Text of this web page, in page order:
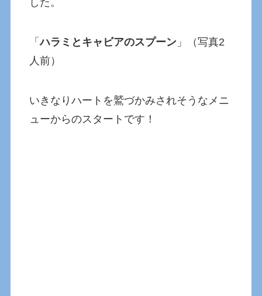
「ハラミとキャビアのスプーン 」（写真2
人前）
いきなりハートを鷲づかみされそうなメニ
ューからのスタートです！